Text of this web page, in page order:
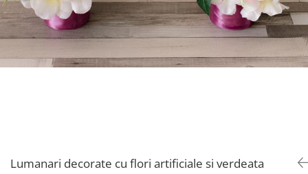
Lumanari decorate cu flori artificiale si verdeata